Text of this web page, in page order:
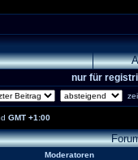
nur für
GMT +1:00
Moderatoren